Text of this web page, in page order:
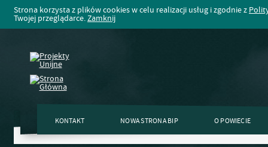
Strona korzysta z plików cookies w celu realizacji usług i zgodnie z
Twojej przeglądarce.Zamknij
KONTAKT NOWA STRONA BIP O POWIECIE